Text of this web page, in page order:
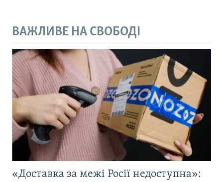
ВАЖЛИВЕ НА СВОБОДІ
«Доставка за межі Росії недоступна»: